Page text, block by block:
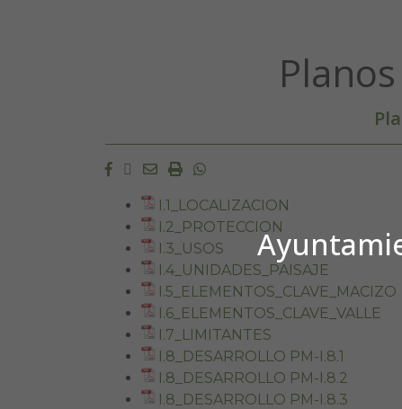
Facebook
Twitter
EmailImprimir
Whatsapp
I.1_LOCALIZACION
I.2_PROTECCION
I.3_USOS
I.4_UNIDADES_PAISAJE
I.5_ELEMENTOS_CLAVE_MACIZO
I.6_ELEMENTOS_CLAVE_VALLE
I.7_LIMITANTES
I.8_DESARROLLO PM-I.8.1
I.8_DESARROLLO PM-I.8.2
I.8_DESARROLLO PM-I.8.3